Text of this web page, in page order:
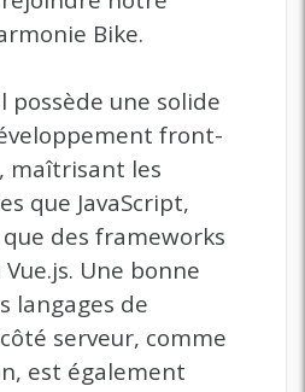
Bike.
possède une solide
front-
maîtrisant les
que JavaScript,
que des frameworks
Une bonne
langages de
serveur, comme
est également